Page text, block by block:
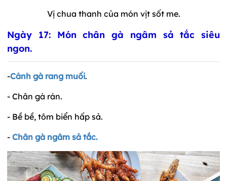
Vị chua thanh của món vịt sốt me.
Ngày 17: Món chân gà ngâm sả tắc siêu
ngon.
-Cánh gà rang muối.
- Chân gà rán.
- Bề bề, tôm biển hấp sả.
- Chân gà ngâm sả tắc.